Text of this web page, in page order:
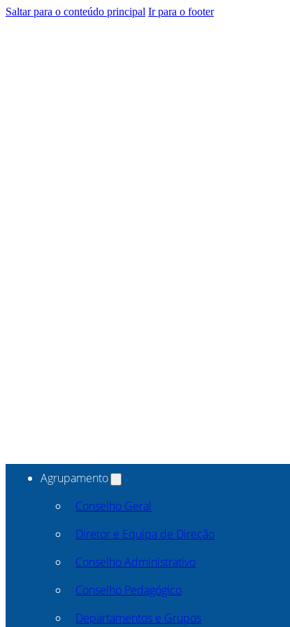
Saltar para o conteúdo principal Ir para o footer
Agrupamento
Conselho Geral
Diretor e Equipa de Direção
Conselho Administrativo
Conselho Pedagógico
Departamentos e Grupos